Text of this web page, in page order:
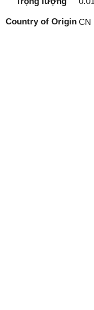
Country of Origin CN